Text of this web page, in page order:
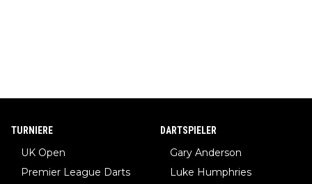
TURNIERE
UK Open
Premier League Darts
DARTSPIELER
Gary Anderson
Luke Humphries